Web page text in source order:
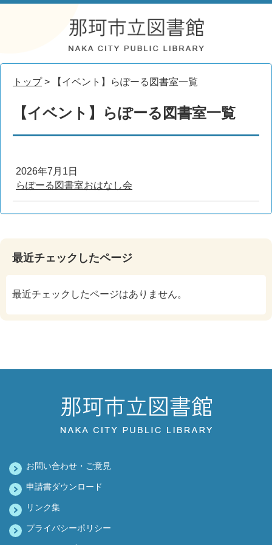
トップ> 【イベント】らぽーる図書室一覧
【イベント】らぽーる図書室一覧
2026年7月1日
らぽーる図書室おはなし会
最近チェックしたページ
最近チェックしたページはありません。
お問い合わせ・ご意見
申請書ダウンロード
リンク集
プライバシーポリシー